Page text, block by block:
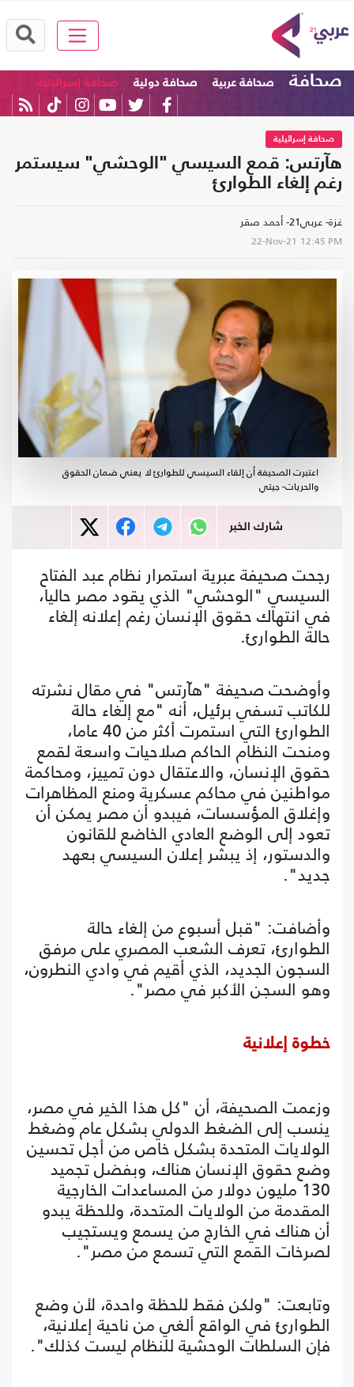
صحافة صحافة عربية صحافة دولية صحافة إسرائيلية
صحافة إسرائيلية
هآرتس: قمع السيسي "الوحشي" سيستمر
رغم إلغاء الطوارئ
غزة- عربي21- أحمد صقر
22-Nov-21 12:45 PM
اعتبرت الصحيفة أن إلقاء السيسي للطوارئ لا يعني ضمان الحقوق
والحريات- جيتي
شارك الخبر
رجحت صحيفة عبرية استمرار نظام عبد الفتاح
السيسي "الوحشي" الذي يقود مصر حاليا،
في انتهاك حقوق الإنسان رغم إعلانه إلغاء
حالة الطوارئ.
وأوضحت صحيفة "هآرتس" في مقال نشرته
للكاتب تسفي برئيل، أنه "مع إلغاء حالة
الطوارئ التي استمرت أكثر من 40 عاما،
ومنحت النظام الحاكم صلاحيات واسعة لقمع
حقوق الإنسان، والاعتقال دون تمييز، ومحاكمة
مواطنين في محاكم عسكرية ومنع المظاهرات
وإغلاق المؤسسات، فيبدو أن مصر يمكن أن
تعود إلى الوضع العادي الخاضع للقانون
والدستور، إذ يبشر إعلان السيسي بعهد
جديد".
وأضافت: "قبل أسبوع من إلغاء حالة
الطوارئ، تعرف الشعب المصري على مرفق
السجون الجديد، الذي أقيم في وادي النطرون،
وهو السجن الأكبر في مصر".
خطوة إعلانية
وزعمت الصحيفة، أن "كل هذا الخير في مصر،
ينسب إلى الضغط الدولي بشكل عام وضغط
الولايات المتحدة بشكل خاص من أجل تحسين
وضع حقوق الإنسان هناك، وبفضل تجميد
130 مليون دولار من المساعدات الخارجية
المقدمة من الولايات المتحدة، وللحظة يبدو
أن هناك في الخارج من يسمع ويستجيب
لصرخات القمع التي تسمع من مصر".
وتابعت: "ولكن فقط للحظة واحدة، لأن وضع
الطوارئ في الواقع ألغي من ناحية إعلانية،
فإن السلطات الوحشية للنظام ليست كذلك".